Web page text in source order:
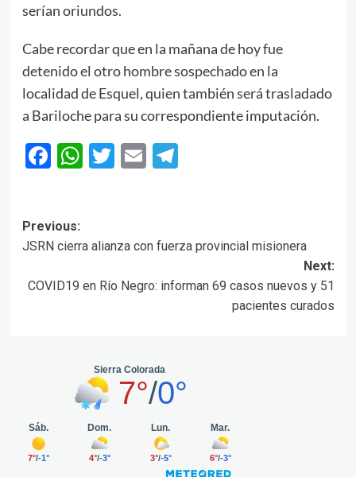
serían oriundos.
Cabe recordar que en la mañana de hoy fue
detenido el otro hombre sospechado en la
localidad de Esquel, quien también será trasladado
a Bariloche para su correspondiente imputación.
Facebook
WhatsApp
Twitter
EmailTelegram
Post
navigation
Previous:
JSRN cierra alianza con fuerza provincial misionera
Next:
COVID19 en Río Negro: informan 69 casos nuevos y 51
pacientes curados